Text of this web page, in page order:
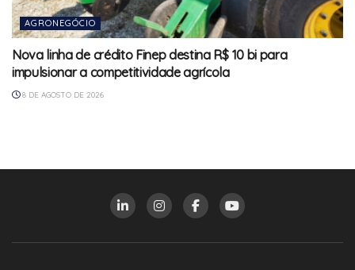
AGRONEGÓCIO
Nova linha de crédito Finep destina R$ 10 bi para
impulsionar a competitividade agrícola
8 DE AGOSTO DE 2026